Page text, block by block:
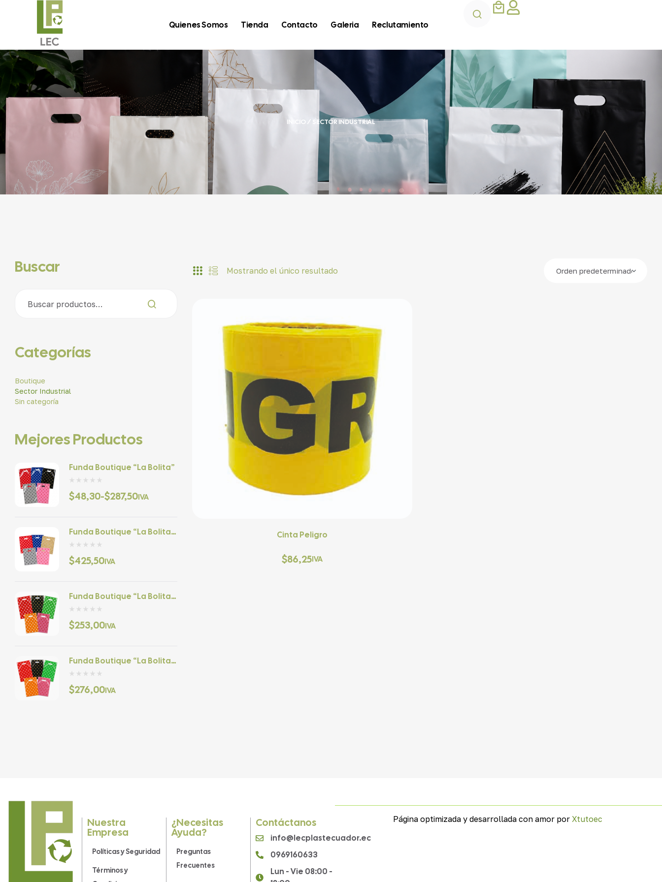
Quienes Somos Tienda Contacto Galeria Reclutamiento
INICIO / SECTOR INDUSTRIAL
Mostrando el único resultado
Cinta Peligro
$86,25IVA
Buscar
Categorías
Boutique
Sector Industrial
Sin categoría
Mejores Productos
Funda Boutique “La Bolita”
$48,30-$287,50IVA
Funda Boutique “La Bolita”
– 12 X 14
$425,50IVA
Funda Boutique “La Bolita”
– 8 X 12
$253,00IVA
Funda Boutique “La Bolita”
– 6.5 X 9
$276,00IVA
Nuestra
Empresa
Políticas y Seguridad
Términos y
¿Necesitas
Ayuda?
Preguntas
Frecuentes
Contáctanos
info@lecplastecuador.ec
0969160633
Lun - Vie 08:00 -
Página optimizada y desarrollada con amor por Xtutoec